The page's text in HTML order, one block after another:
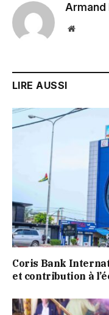
Armand
Website
LIRE AUSSI
Coris Bank
et contribution à